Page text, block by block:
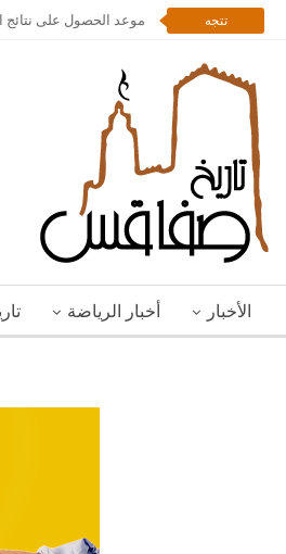
تتجه موعد الحصول على نتائج
الأخبار أخبار الرياضة